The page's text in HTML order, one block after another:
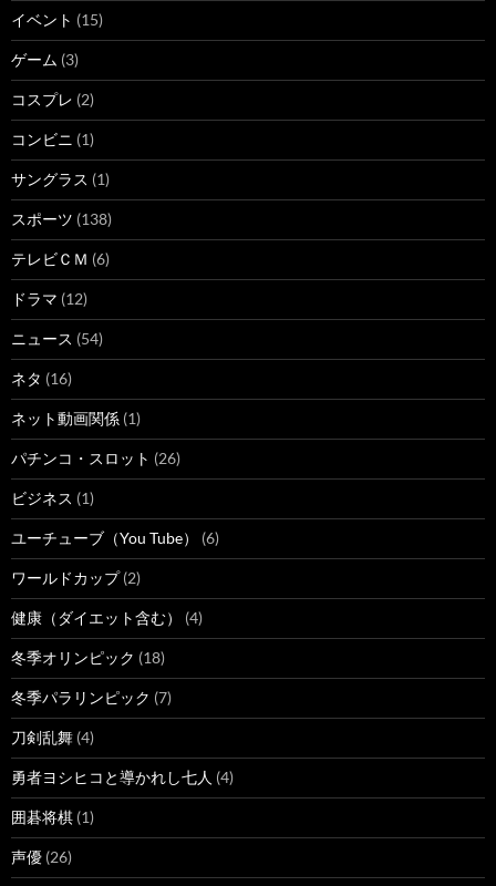
イベント (15)
ゲーム (3)
コスプレ (2)
コンビニ (1)
サングラス (1)
スポーツ (138)
テレビＣＭ (6)
ドラマ (12)
ニュース (54)
ネタ (16)
ネット動画関係 (1)
パチンコ・スロット (26)
ビジネス (1)
ユーチューブ（You Tube） (6)
ワールドカップ(2)
健康（ダイエット含む） (4)
冬季オリンピック (18)
冬季パラリンピック (7)
刀剣乱舞 (4)
勇者ヨシヒコと導かれし七人 (4)
囲碁将棋 (1)
声優 (26)